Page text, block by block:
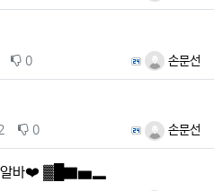
등록자 손문선
비추천
0
등록자 손문선
비추천
0
알바❤️ ▓█▇▅▂